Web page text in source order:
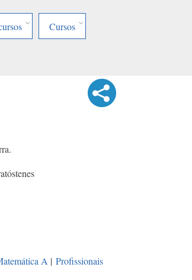
Cursos
A | Profissionais